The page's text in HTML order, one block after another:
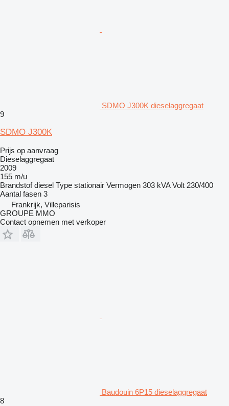
SDMO J300K dieselaggregaat
9
SDMO J300K
Prijs op aanvraag
Dieselaggregaat
2009
155 m/u
Brandstof diesel Type stationair Vermogen 303 kVA Volt 230/400
Aantal fasen 3
Frankrijk, Villeparisis
GROUPE MMO
Contact opnemen met verkoper
Baudouin 6P15 dieselaggregaat
8